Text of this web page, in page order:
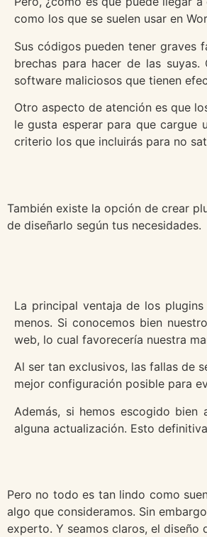
como los que se suelen usar en
Sus códigos pueden tener graves
brechas para hacer de las
software maliciosos que tienen
Otro aspecto de atención es que
le gusta esperar para que cargue
criterio los que incluirás para no
También existe la opción de crear
de diseñarlo según tus necesidades.
La principal ventaja de los
menos. Si conocemos bien
web, lo cual favorecería nuestra
Al ser tan exclusivos, las fallas de
mejor configuración posible para
Además, si hemos escogido bien
alguna actualización. Esto
Pero no todo es tan lindo como
algo que consideramos. Sin
experto. Y seamos claros, el diseño